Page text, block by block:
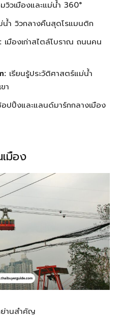
วิวเมืองและแม่น้ำ 360°
ำ วิวกลางคืนสุดโรแมนติก
เมืองเก่าสไตล์โบราณ ถนนคน
เรียนรู้ประวัติศาสตร์แม่น้ำ
า
ปปิ้งและแลนด์มาร์กกลางเมือง
มือง
านสำคัญ